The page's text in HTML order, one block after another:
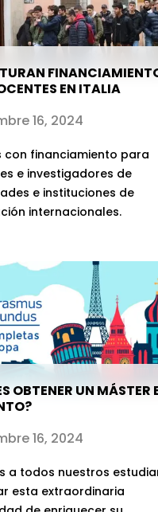
EN ITALIA
16, 2024
con financiamiento para
e investigadores de
e instituciones de
internacionales.
OBTENER UN MÁSTER
16, 2024
a todos nuestros
esta extraordinaria